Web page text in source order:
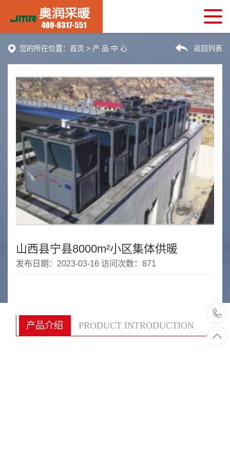
您的所在位置：首页 > 产 品 中 心 返回列表
山西县宁县8000m²小区集体供暖
发布日期：2023-03-16 访问次数：871
产品介绍 PRODUCT INTRODUCTION